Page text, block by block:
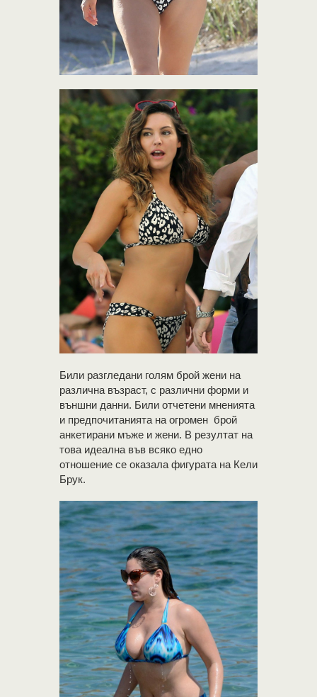
Били разгледани голям брой жени на
различна възраст, с различни форми и
външни данни. Били отчетени мненията
и предпочитанията на огромен брой
анкетирани мъже и жени. В резултат на
това идеална във всяко едно
отношение се оказала фигурата на Кели
Брук.